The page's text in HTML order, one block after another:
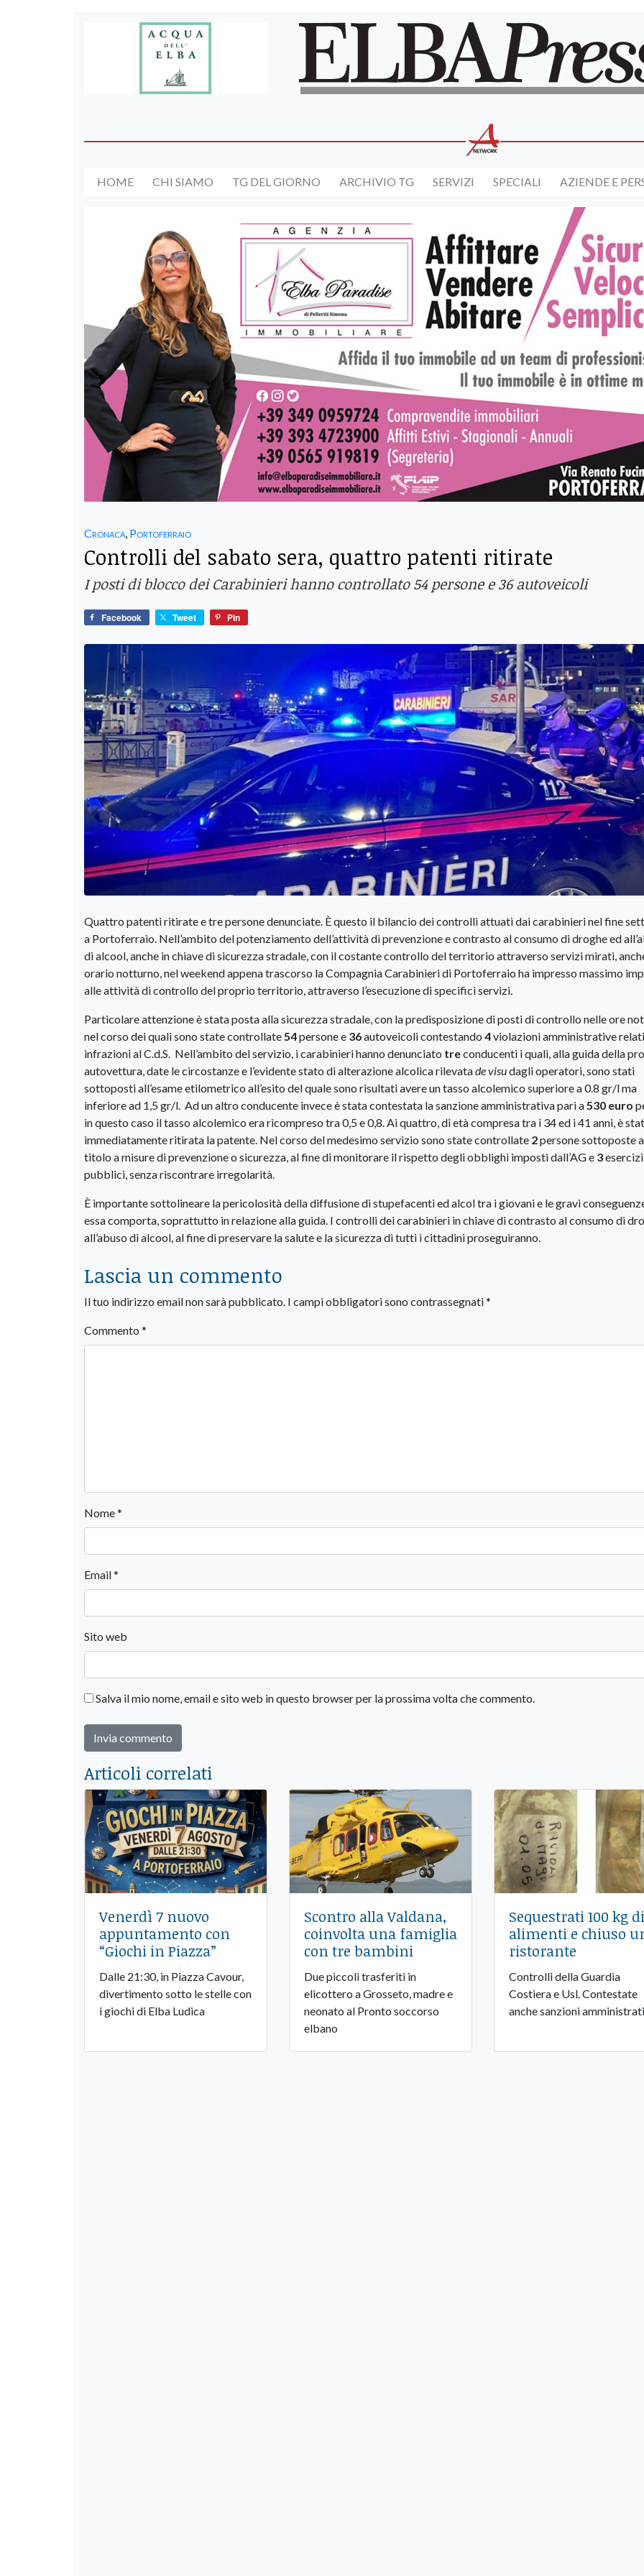
HOME CHI SIAMO TG DEL GIORNO ARCHIVIO TG SERVIZI SPECIALI AZIENDE E
Cronaca Portoferraio
Controlli del sabato sera, quattro patenti ritirate
I posti di blocco dei Carabinieri hanno controllato 54 persone e 36 autoveicoli
Facebook Tweet Pin
Quattro patenti ritirate e tre persone denunciate. È questo il bilancio dei controlli attuati dai carabinieri nel fine
a Portoferraio. Nell’ambito del potenziamento dell’attività di prevenzione e contrasto al consumo di droghe ed
di alcool, anche in chiave di sicurezza stradale, con il costante controllo del territorio attraverso servizi mirati,
orario notturno, nel weekend appena trascorso la Compagnia Carabinieri di Portoferraio ha impresso massimo
alle attività di controllo del proprio territorio, attraverso l’esecuzione di specifici servizi.
Particolare attenzione è stata posta alla sicurezza stradale, con la predisposizione di posti di controllo nelle ore
nel corso dei quali sono state controllate 54persone e 36autoveicoli contestando 4violazioni amministrative
infrazioni al C.d.S. Nell’ambito del servizio, i carabinieri hanno denunciato treconducenti i quali, alla guida della
autovettura, date le circostanze e l’evidente stato di alterazione alcolica rilevatade visudagli operatori, sono stati
sottoposti all’esame etilometrico all’esito del quale sono risultati avere un tasso alcolemico superiore a 0.8 gr/l ma
inferiore ad 1,5 gr/l. Ad un altro conducente invece è stata contestata la sanzione amministrativa pari a 530 euro
in questo caso il tasso alcolemico era ricompreso tra 0,5 e 0,8. Ai quattro, di età compresa tra i 34 ed i 41 anni, è
immediatamente ritirata la patente. Nel corso del medesimo servizio sono state controllate 2persone sottoposte
titolo a misure di prevenzione o sicurezza, al fine di monitorare il rispetto degli obblighi imposti dall’AG e 3esercizi
pubblici, senza riscontrare irregolarità.
È importante sottolineare la pericolosità della diffusione di stupefacenti ed alcol tra i giovani e le gravi
essa comporta, soprattutto in relazione alla guida. I controlli dei carabinieri in chiave di contrasto al consumo di
all’abuso di alcool, al fine di preservare la salute e la sicurezza di tutti i cittadini proseguiranno.
Lascia un commento
Il tuo indirizzo email non sarà pubblicato. I campi obbligatori sono contrassegnati*
Commento *
Nome*
Email*
Sito web
Salva il mio nome, email e sito web in questo browser per la prossima volta che commento.
Articoli correlati
Venerdì 7 nuovo
appuntamento con
“Giochi in Piazza”
Dalle 21:30, in Piazza Cavour,
divertimento sotto le stelle con
i giochi di Elba Ludica
Scontro alla Valdana,
coinvolta una famiglia
con tre bambini
Due piccoli trasferiti in
elicottero a Grosseto, madre e
neonato al Pronto soccorso
elbano
Sequestrati 100 kg di
alimenti e chiuso
ristorante
Controlli della Guardia
Costiera e Usl. Contestate
anche sanzioni